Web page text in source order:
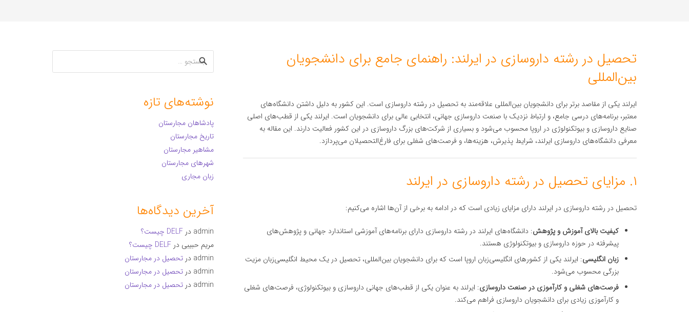
تحصیل در رشته داروسازی در ایرلند: راهنمای جامع برای دانشجویان
بین‌المللی
ایرلند یکی از مقاصد برتر برای دانشجویان بین‌المللی علاقه‌مند به تحصیل در رشته داروسازی است. این کشور به دلیل داشتن دانشگاه‌های
معتبر، برنامه‌های درسی جامع، و ارتباط نزدیک با صنعت داروسازی جهانی، انتخابی عالی برای دانشجویان است. ایرلند یکی از قطب‌های اصلی
صنایع داروسازی و بیوتکنولوژی در اروپا محسوب می‌شود و بسیاری از شرکت‌های بزرگ داروسازی در این کشور فعالیت دارند. این مقاله به
معرفی دانشگاه‌های داروسازی ایرلند، شرایط پذیرش، هزینه‌ها، و فرصت‌های شغلی برای فارغ‌التحصیلان می‌پردازد.
۱. مزایای تحصیل در رشته داروسازی در ایرلند
تحصیل در رشته داروسازی در ایرلند دارای مزایای زیادی است که در ادامه به برخی از آن‌ها اشاره می‌کنیم:
کیفیت بالای آموزش و پژوهش: دانشگاه‌های ایرلند در رشته داروسازی دارای برنامه‌های آموزشی استاندارد جهانی و پژوهش‌های
پیشرفته در حوزه داروسازی و بیوتکنولوژی هستند.
زبان انگلیسی: ایرلند یکی از کشورهای انگلیسی‌زبان اروپا است که برای دانشجویان بین‌المللی، تحصیل در یک محیط انگلیسی‌زبان مزیت
بزرگی محسوب می‌شود.
فرصت‌های شغلی و کارآموزی در صنعت داروسازی: ایرلند به عنوان یکی از قطب‌های جهانی داروسازی و بیوتکنولوژی، فرصت‌های شغلی
و کارآموزی زیادی برای دانشجویان داروسازی فراهم می‌کند.
جستجو
برای:
نوشته‌های تازه
پادشاهان مجارستان
تاریخ مجارستان
مشاهیر مجارستان
شهرهای مجارستان
زبان مجاری
آخرین دیدگاه‌ها
admin در DELF چیست؟
مریم حبیبی در DELF چیست؟
admin در تحصیل در مجارستان
admin در تحصیل در مجارستان
admin در تحصیل در مجارستان